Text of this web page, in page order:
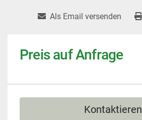
Als Email versenden
Preis auf Anfrage
Kontaktieren